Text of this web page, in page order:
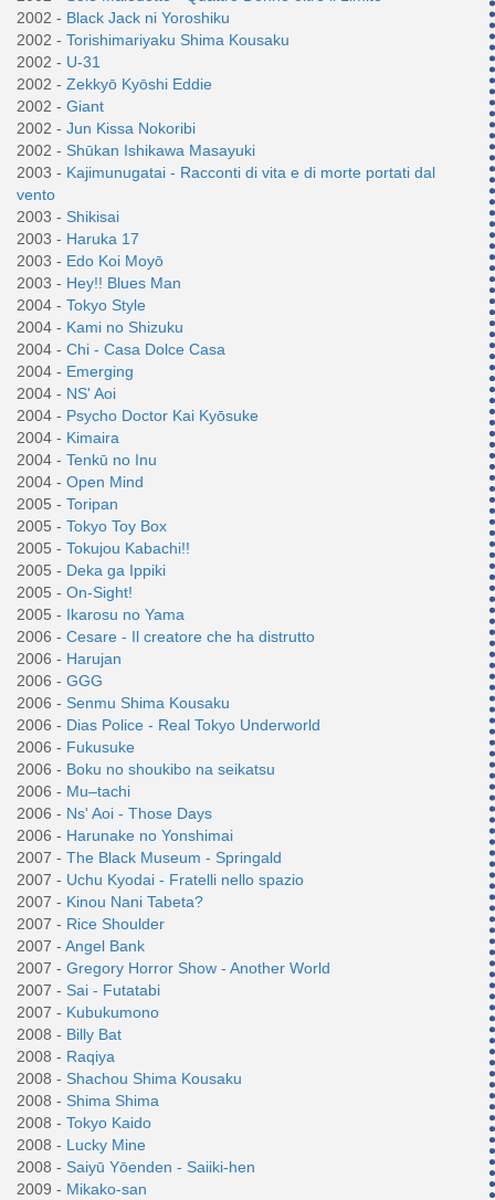
2002 - Black Jack ni Yoroshiku
2002 - Torishimariyaku Shima Kousaku
2002 - U-31
2002 - Zekkyō Kyōshi Eddie
2002 - Giant
2002 - Jun Kissa Nokoribi
2002 - Shūkan Ishikawa Masayuki
2003 - Kajimunugatai - Racconti di vita e di morte portati dal
vento
2003 - Shikisai
2003 - Haruka 17
2003 - Edo Koi Moyō
2003 - Hey!! Blues Man
2004 - Tokyo Style
2004 - Kami no Shizuku
2004 - Chi - Casa Dolce Casa
2004 - Emerging
2004 - NS' Aoi
2004 - Psycho Doctor Kai Kyōsuke
2004 - Kimaira
2004 - Tenkū no Inu
2004 - Open Mind
2005 - Toripan
2005 - Tokyo Toy Box
2005 - Tokujou Kabachi!!
2005 - Deka ga Ippiki
2005 - On-Sight!
2005 - Ikarosu no Yama
2006 - Cesare - Il creatore che ha distrutto
2006 - Harujan
2006 - GGG
2006 - Senmu Shima Kousaku
2006 - Dias Police - Real Tokyo Underworld
2006 - Fukusuke
2006 - Boku no shoukibo na seikatsu
2006 - Mu–tachi
2006 - Ns' Aoi - Those Days
2006 - Harunake no Yonshimai
2007 - The Black Museum - Springald
2007 - Uchu Kyodai - Fratelli nello spazio
2007 - Kinou Nani Tabeta?
2007 - Rice Shoulder
2007 - Angel Bank
2007 - Gregory Horror Show - Another World
2007 - Sai - Futatabi
2007 - Kubukumono
2008 - Billy Bat
2008 - Raqiya
2008 - Shachou Shima Kousaku
2008 - Shima Shima
2008 - Tokyo Kaido
2008 - Lucky Mine
2008 - Saiyū Yōenden - Saiiki-hen
2009 - Mikako-san